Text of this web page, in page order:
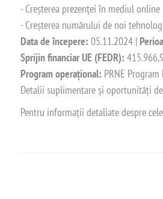
- Creșterea prezenței în mediul online
- Creșterea numărului de noi
Data de începere: 05.11.2024 |
Sprijin financiar UE (FEDR):
Program operațional: PRNE
Detalii suplimentare și oportunități
Pentru informații detaliate despre